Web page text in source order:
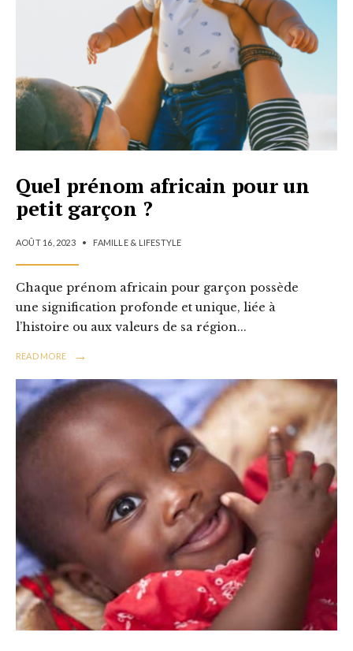
Quel prénom africain pour un
petit garçon ?
AOÛT 16, 2023 • FAMILLE & LIFESTYLE
Chaque prénom africain pour garçon possède
une signification profonde et unique, liée à
l’histoire ou aux valeurs de sa région...
READ MORE →